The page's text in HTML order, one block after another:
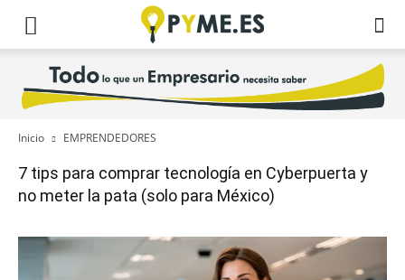
Inicio EMPRENDEDORES
7 tips para comprar tecnología en Cyberpuerta y
no meter la pata (solo para México)